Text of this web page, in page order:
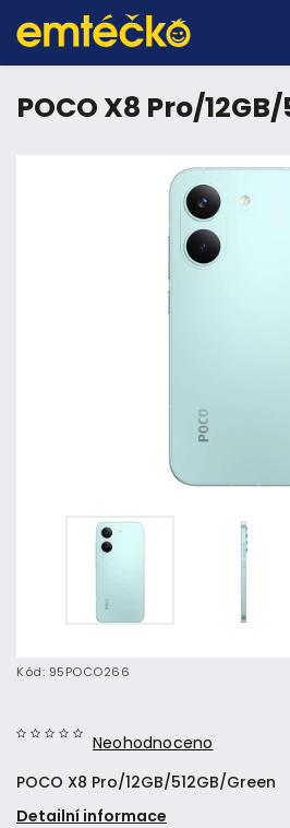
POCO X8 Pro/
Kód: 95POCO266
Neohodnoceno
POCO X8 Pro/12GB/512GB/Green
Detailní informace